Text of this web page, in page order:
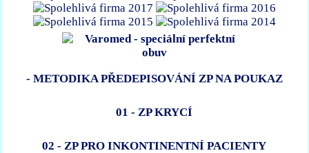
- METODIKA PŘEDEPISOVÁNÍ ZP NA POUKAZ
01 - ZP KRYCÍ
02 - ZP PRO INKONTINENTNÍ PACIENTY